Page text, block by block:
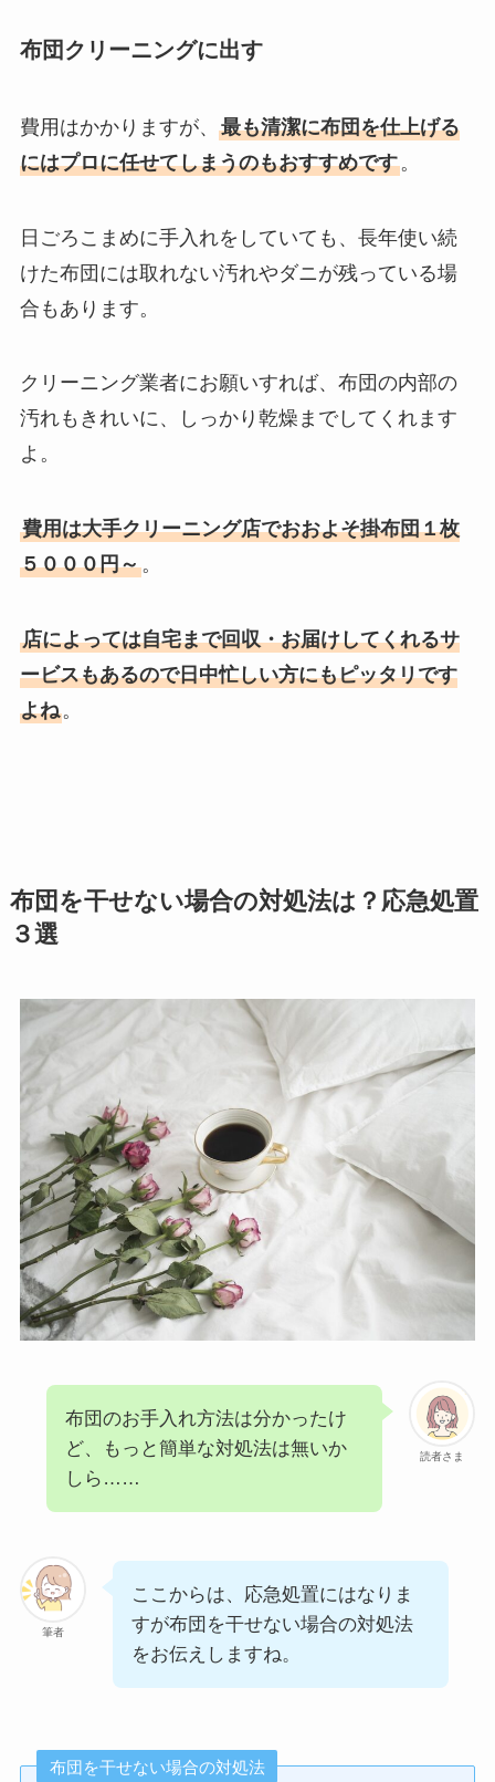
布団クリーニングに出す
費用はかかりますが、 最も清潔に布団を仕上げる
にはプロに任せてしまうのもおすすめです。
日ごろこまめに手入れをしていても、長年使い続
けた布団には取れない汚れやダニが残っている場
合もあります。
クリーニング業者にお願いすれば、布団の内部の
汚れもきれいに、しっかり乾燥までしてくれます
よ。
費用は大手クリーニング店でおおよそ掛布団１枚
５０００円～。
店によっては自宅まで回収・お届けしてくれるサ
ービスもあるので日中忙しい方にもピッタリです
よね。
布団を干せない場合の対処法は？応急処置
３選
読者さま
布団のお手入れ方法は分かったけ
ど、もっと簡単な対処法は無いか
しら……
筆者
ここからは、応急処置にはなりま
すが布団を干せない場合の対処法
をお伝えしますね。
布団を干せない場合の対処法